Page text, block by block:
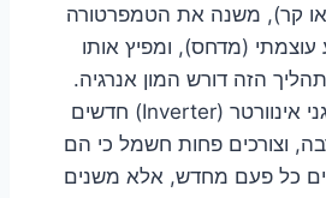
קר), משנה את הטמפרטורה
עוצמתי (מדחס), ומפיץ אותו
הזה דורש המון אנרגיה.
מזגני אינוורטר (Inverter) חדשים
וצורכים פחות חשמל כי הם
כל פעם מחדש, אלא משנים